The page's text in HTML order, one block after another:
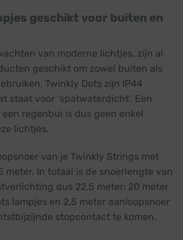
geschikt voor buiten en
van moderne lichtjes, zijn al
geschikt om zowel buiten als
Twinkly Dots zijn IP44
staat voor ‘spatwaterdicht’. Een
regenbui is dus geen enkel
lichtjes.
van je Twinkly Strings met
meter. In totaal is de snoerlengte van
dus 22,5 meter: 20 meter
lampjes en 2,5 meter aanloopsnoer
stopcontact te komen.